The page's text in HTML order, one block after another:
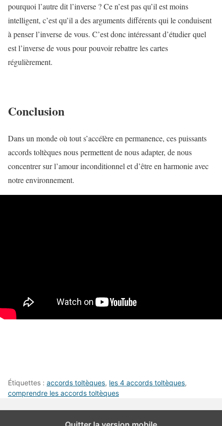
pourquoi l’autre dit l’inverse ? Ce n’est pas qu’il est moins
intelligent, c’est qu’il a des arguments différents qui le conduisent
à penser l’inverse de vous. C’est donc intéressant d’étudier quel
est l’inverse de vous pour pouvoir rebattre les cartes
régulièrement.
Conclusion
Dans un monde où tout s’accélère en permanence, ces puissants
accords toltèques nous permettent de nous adapter, de nous
concentrer sur l’amour inconditionnel et d’être en harmonie avec
notre environnement.
Étiquettes : accords toltèques, les 4 accords toltèques,
comprendre les accords toltèques